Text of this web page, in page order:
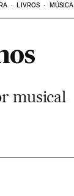
LIVROS MÚSICA
musical